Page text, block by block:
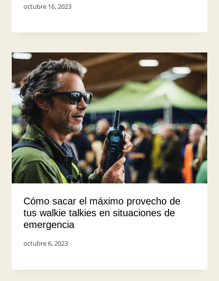
Por
octubre 16, 2023
Cómo sacar el máximo provecho de
tus walkie talkies en situaciones de
emergencia
Por
octubre 6, 2023